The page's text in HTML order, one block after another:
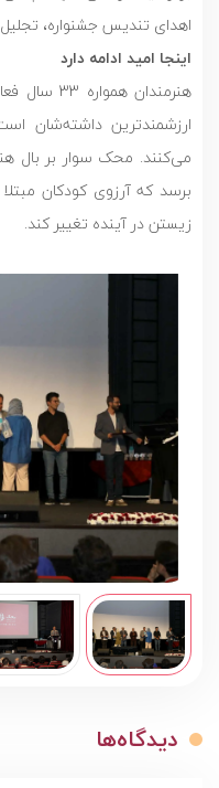
اهدای تندیس جشنواره،
اینجا امید ادامه دارد
هنرمندان
ارزشمندترین داشته‌شان
می‌کنند. محک سوار بر بال
برسد که آرزوی کودکان
زیستن در آینده تغییر کند.
دیدگاه‌ها